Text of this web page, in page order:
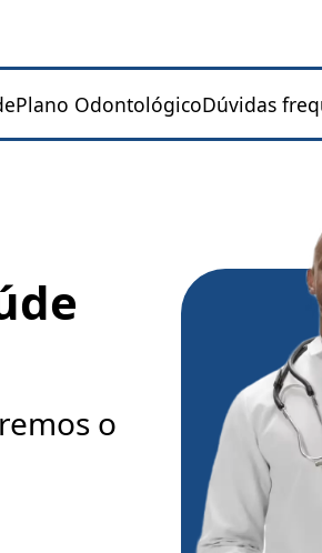
Plano OdontológicoDúvidas
o